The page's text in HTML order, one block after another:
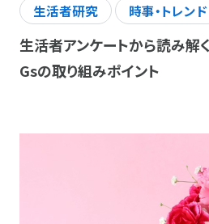
生活者研究 時事・トレンド
生活者アンケートから読み解く
Gsの取り組みポイント